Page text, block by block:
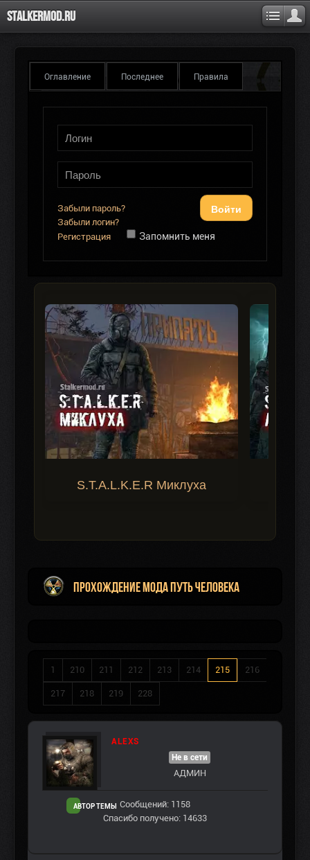
Stalkermod.ru
Оглавление Последнее Правила
Войти
Забыли пароль?
Забыли логин?
Регистрация
Запомнить меня
S.T.A.L.K.E.R Миклуха
Прохождение мода Путь Человека
1 210 211 212 213 214 215 216
217 218 219 228
ALEXS
АВТОР ТЕМЫ
Не в сети
АДМИН
Сообщений: 1158
Спасибо получено: 14633